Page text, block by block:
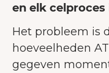
en elk
Het probleem is
hoeveelheden
gegeven